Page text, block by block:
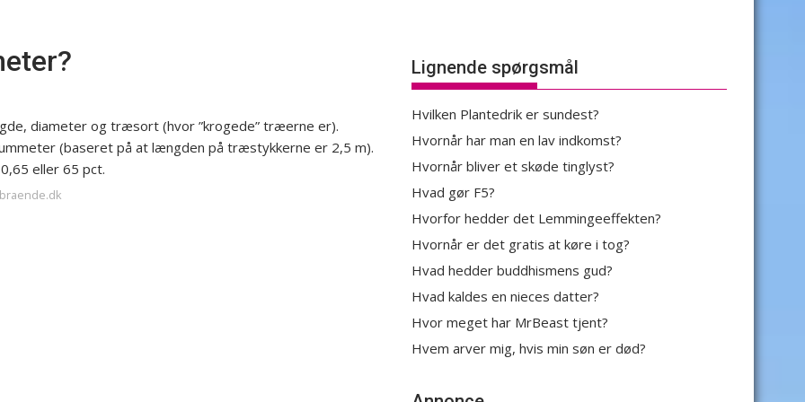
diameter og træsort (hvor ”krogede” træerne er).
(baseret på at længden på træstykkerne er 2,5 m).
eller 65 pct.
Lignende spørgsmål
Hvilken Plantedrik er sundest?
Hvornår har man en lav indkomst?
Hvornår bliver et skøde tinglyst?
Hvad gør F5?
Hvorfor hedder det Lemmingeeffekten?
Hvornår er det gratis at køre i tog?
Hvad hedder buddhismens gud?
Hvad kaldes en nieces datter?
Hvor meget har MrBeast tjent?
Hvem arver mig, hvis min søn er død?